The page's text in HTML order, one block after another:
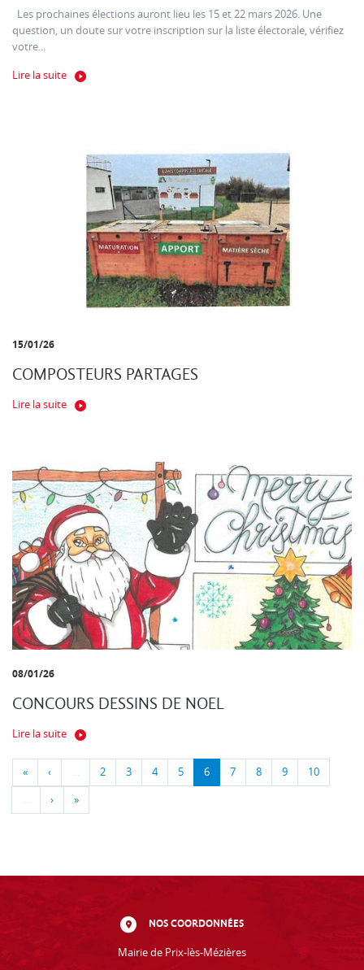
Les prochaines élections auront lieu les 15 et 22 mars 2026. Une
question, un doute sur votre inscription sur la liste électorale, vérifiez
votre...
Lire la suite
15/01/26
COMPOSTEURS PARTAGES
Lire la suite
08/01/26
CONCOURS DESSINS DE NOEL
Lire la suite
« ‹ … 2 3 4 5 6 7 8 9 10
… › »
NOS COORDONNÉES
Mairie de Prix-lès-Mézières